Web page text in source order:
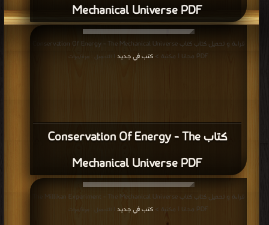
Mechanical Universe PDF
كتاب Conservation Of Energy - The
Mechanical Universe PDF
قراءة و تحميل كتاب كتاب Conservation Of Energy - The Mechanical Universe
PDF مجانا | مكتبة >
كتب في جديد | التحميل : مرة/مرات
قراءة و تحميل كتاب كتاب The Millikan Experiment - The Mechanical Universe
PDF مجانا | مكتبة >
كتب في جديد | التحميل : مرة/مرات